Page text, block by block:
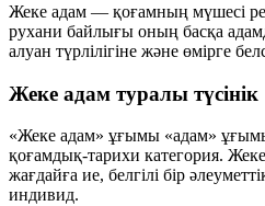
Жеке адам — қоғамның мүшесі
рухани байлығы оның басқа
алуан түрлілігіне және өмірге
Жеке адам туралы түсінік
«Жеке адам» ұғымы «адам»
қоғамдық-тарихи категория.
жағдайға ие, белгілі бір
индивид.